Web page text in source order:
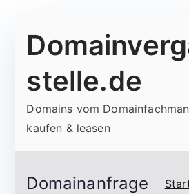
Inhalt
stelle.de
Domains vom
kaufen & leasen
Domainanfrage